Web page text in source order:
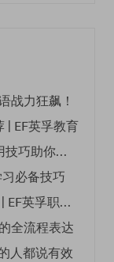
战力狂飙！
| EF英孚教育
普通打工人如何高效学英语？5个实用技巧助你突破职场瓶颈
必备技巧
职场沟通秘籍：如何与领导高效对话 | EF英孚职场指南
全流程表达
人都说有效